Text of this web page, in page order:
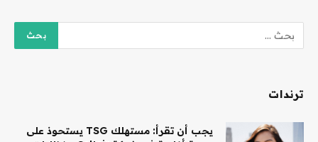
ترندات
يجب أن تقرأ: مستهلك TSG يستحوذ على